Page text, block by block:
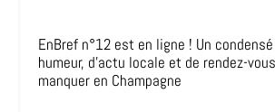
EnBref n°12 est en ligne ! Un
humeur, d’actu locale et de rendez-
manquer en Champagne